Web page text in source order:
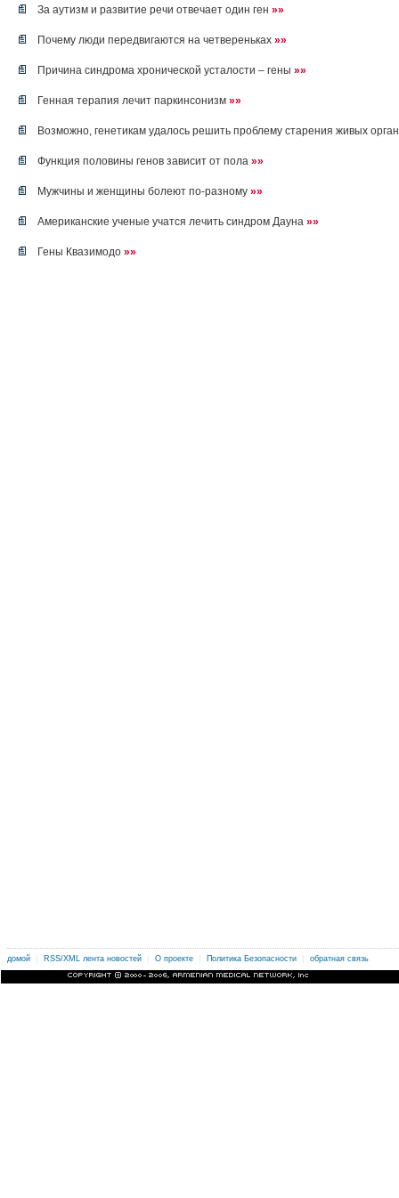
За аутизм и развитие речи отвечает один ген »»
Почему люди передвигаются на четвереньках »»
Причина синдрома хронической усталости – гены »»
Генная терапия лечит паркинсонизм »»
Возможно, генетикам удалось решить проблему старения живых
Функция половины генов зависит от пола »»
Мужчины и женщины болеют по-разному »»
Американские ученые учатся лечить синдром Дауна »»
Гены Квазимодо »»
домой | RSS/XML лента новостей | О проекте | Политика Безопасности | обратная связь